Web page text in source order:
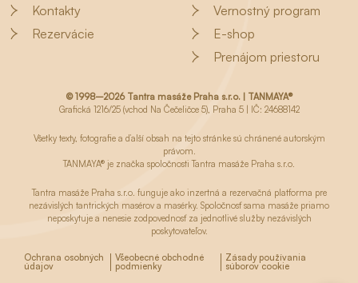
Kontakty
Rezervácie
Vernostný program
E-shop
Prenájom priestoru
© 1998–2026 Tantra masáže Praha s.r.o. | TANMAYA®
Grafická 1216/25 (vchod Na Čečeličce 5), Praha 5 | IČ: 24688142
Všetky texty, fotografie a ďalší obsah na tejto stránke sú chránené autorským
právom.
TANMAYA® je značka spoločnosti Tantra masáže Praha s.r.o.
Tantra masáže Praha s.r.o. funguje ako inzertná a rezervačná platforma pre
nezávislých tantrických masérov a masérky. Spoločnosť sama masáže priamo
neposkytuje a nenesie zodpovednosť za jednotlivé služby nezávislých
poskytovateľov.
Ochrana osobných
údajov
Všeobecné obchodné
podmienky
Zásady používania
súborov cookie